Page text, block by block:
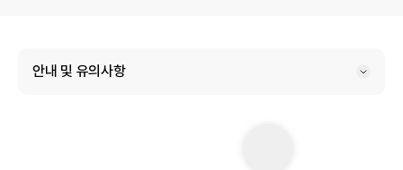
안내 및 유의사항